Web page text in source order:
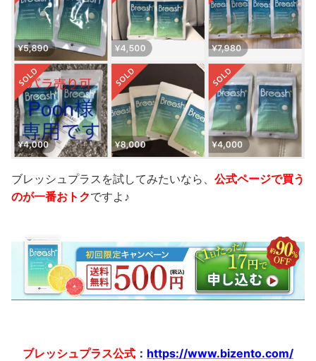
ブレッシュプラスを試してみたいなら、 公式ページで買う
のが一番おトクですよ♪
ブレッシュプラス公式 ： https://www.bizento.com/